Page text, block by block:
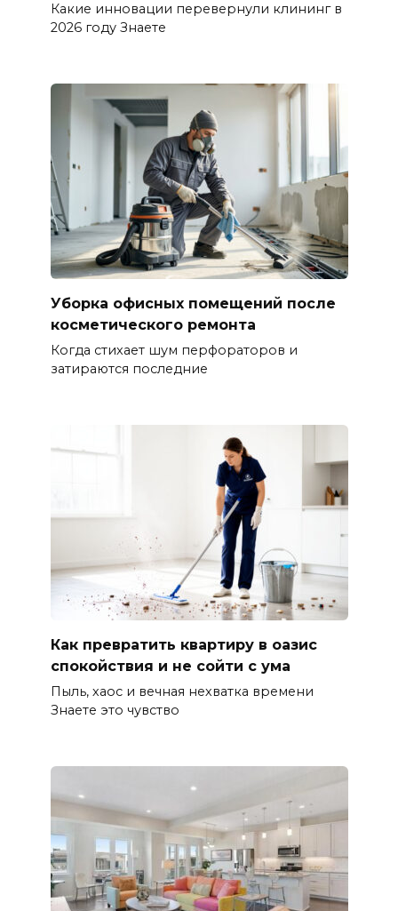
Какие инновации перевернули клининг в
2026 году Знаете
Уборка офисных помещений после
косметического ремонта
Когда стихает шум перфораторов и
затираются последние
Как превратить квартиру в оазис
спокойствия и не сойти с ума
Пыль, хаос и вечная нехватка времени
Знаете это чувство